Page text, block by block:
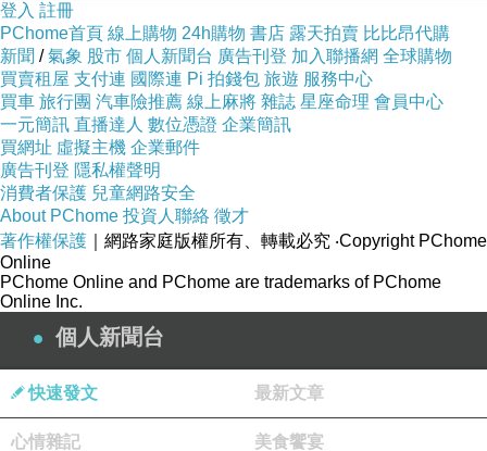
登入 註冊
PChome首頁 線上購物 24h購物 書店 露天拍賣 比比昂代購
新聞 /氣象 股市 個人新聞台 廣告刊登 加入聯播網 全球購物
買賣租屋 支付連 國際連 Pi 拍錢包 旅遊 服務中心
買車 旅行團 汽車險推薦 線上麻將 雜誌 星座命理 會員中心
一元簡訊 直播達人 數位憑證 企業簡訊
買網址 虛擬主機 企業郵件
廣告刊登 隱私權聲明
消費者保護 兒童網路安全
About PChome 投資人聯絡 徵才
著作權保護 ｜網路家庭版權所有、轉載必究 ‧Copyright PChome
Online
PChome Online and PChome are trademarks of PChome
Online Inc.
個人新聞台
快速發文 最新文章
心情雜記 美食饗宴